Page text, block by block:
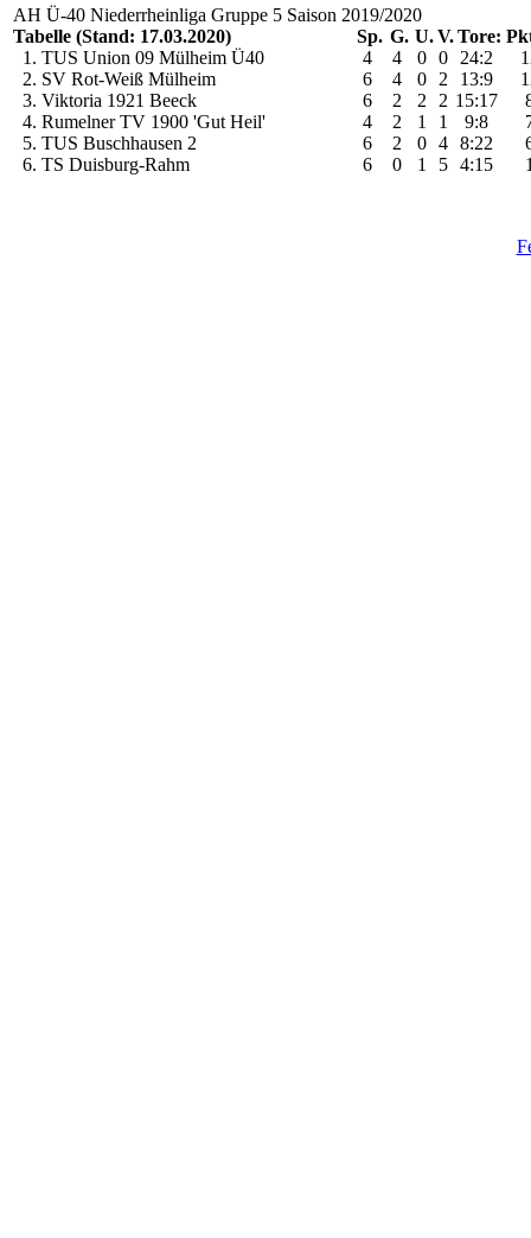
AH Ü-40 Niederrheinliga Gruppe 5 Saison 2019/2020
Tabelle (Stand: 17.03.2020)
Sp. G. U.V.Tore:
1. TUS Union 09 Mülheim Ü40
4 4 0 0 24:2
2. SV Rot-Weiß Mülheim
6 4 0 2 13:9
3. Viktoria 1921 Beeck
6 2 2 2 15:17
4. Rumelner TV 1900 'Gut Heil'
4 2 1 1 9:8
5. TUS Buschhausen 2
6 2 0 4 8:22
6. TS Duisburg-Rahm
6 0 1 5 4:15